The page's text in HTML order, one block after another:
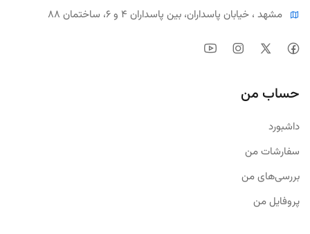
مشهد ، خیابان پاسداران، بین پاسداران ۴ و ۶، ساختمان ۸۸
حساب من
داشبورد
سفارشات من
بررسی‌های من
پروفایل من